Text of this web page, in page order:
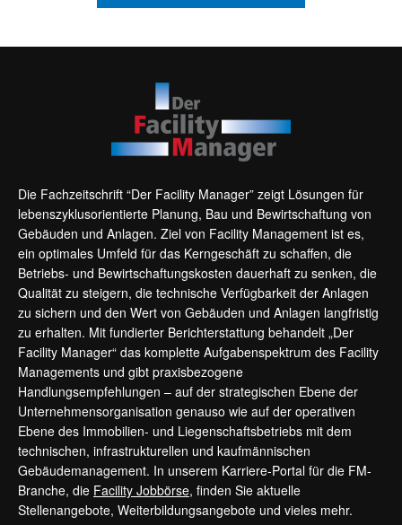
Die Fachzeitschrift “Der Facility Manager” zeigt Lösungen für
lebenszyklusorientierte Planung, Bau und Bewirtschaftung von
Gebäuden und Anlagen. Ziel von Facility Management ist es,
ein optimales Umfeld für das Kerngeschäft zu schaffen, die
Betriebs- und Bewirtschaftungskosten dauerhaft zu senken, die
Qualität zu steigern, die technische Verfügbarkeit der Anlagen
zu sichern und den Wert von Gebäuden und Anlagen langfristig
zu erhalten. Mit fundierter Berichterstattung behandelt „Der
Facility Manager“ das komplette Aufgabenspektrum des Facility
Managements und gibt praxisbezogene
Handlungsempfehlungen – auf der strategischen Ebene der
Unternehmensorganisation genauso wie auf der operativen
Ebene des Immobilien- und Liegenschaftsbetriebs mit dem
technischen, infrastrukturellen und kaufmännischen
Gebäudemanagement. In unserem Karriere-Portal für die FM-
Branche, die Facility Jobbörse, finden Sie aktuelle
Stellenangebote, Weiterbildungsangebote und vieles mehr.